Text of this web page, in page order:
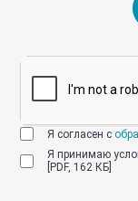
Я согласен с
Я принимаю
[PDF, 162 КБ]